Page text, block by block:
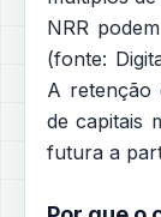
NRR
(fonte:
A retenção
de capitais
futura a